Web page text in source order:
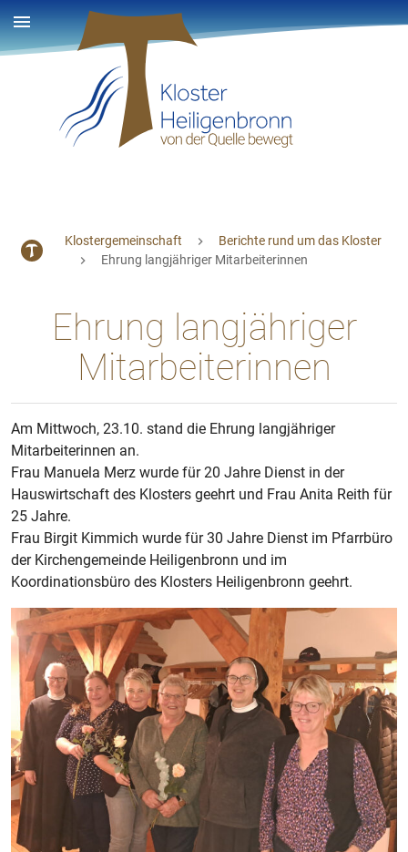
Klostergemeinschaft
Berichte rund um das Kloster
Ehrung langjähriger Mitarbeiterinnen
Ehrung langjähriger
Mitarbeiterinnen
Am Mittwoch, 23.10. stand die Ehrung langjähriger
Mitarbeiterinnen an.
Frau Manuela Merz wurde für 20 Jahre Dienst in der
Hauswirtschaft des Klosters geehrt und Frau Anita Reith für
25 Jahre.
Frau Birgit Kimmich wurde für 30 Jahre Dienst im Pfarrbüro
der Kirchengemeinde Heiligenbronn und im
Koordinationsbüro des Klosters Heiligenbronn geehrt.